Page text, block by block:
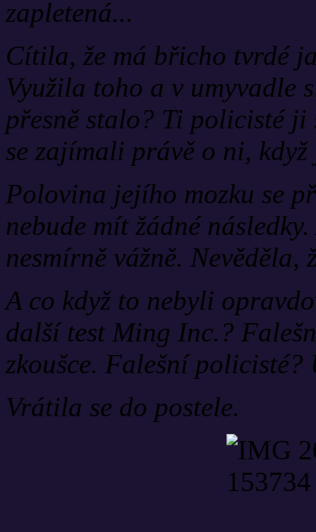
zapletená...
Cítila, že má břicho tvrdé
Využila toho a v umyvadle
přesně stalo? Ti policisté
se zajímali právě o ni,
Polovina jejího mozku se
nebude mít žádné
nesmírně vážně. Nevěděla,
A co když to nebyli
další test Ming Inc.?
zkoušce. Falešní
Vrátila se do postele.